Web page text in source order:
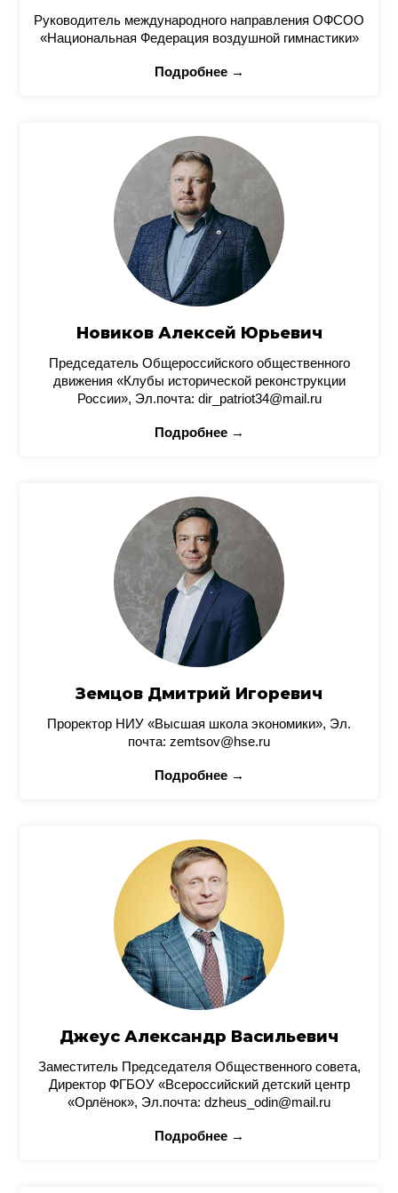
Руководитель международного направления ОФСОО
«Национальная Федерация воздушной гимнастики»
Подробнее →
Новиков Алексей Юрьевич
Председатель Общероссийского общественного
движения «Клубы исторической реконструкции
России», Эл.почта: dir_patriot34@mail.ru
Подробнее →
Земцов Дмитрий Игоревич
Проректор НИУ «Высшая школа экономики», Эл.
почта: zemtsov@hse.ru
Подробнее →
Джеус Александр Васильевич
Заместитель Председателя Общественного совета,
Директор ФГБОУ «Всероссийский детский центр
«Орлёнок», Эл.почта: dzheus_odin@mail.ru
Подробнее →